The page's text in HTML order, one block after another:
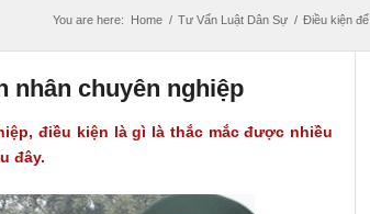
You are here: Home / Tư Vấn Luật Dân Sự / Điều kiện
nhân chuyên nghiệp
điều kiện là gì là thắc mắc được nhiều
đây.